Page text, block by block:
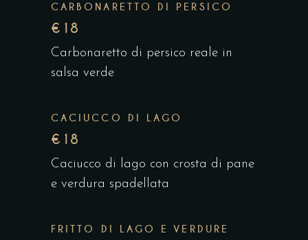
CARBONARETTO DI PERSICO
€18
Carbonaretto di persico reale in
salsa verde
CACIUCCO DI LAGO
€18
Caciucco di lago con crosta di pane
e verdura spadellata
FRITTO DI LAGO E VERDURE